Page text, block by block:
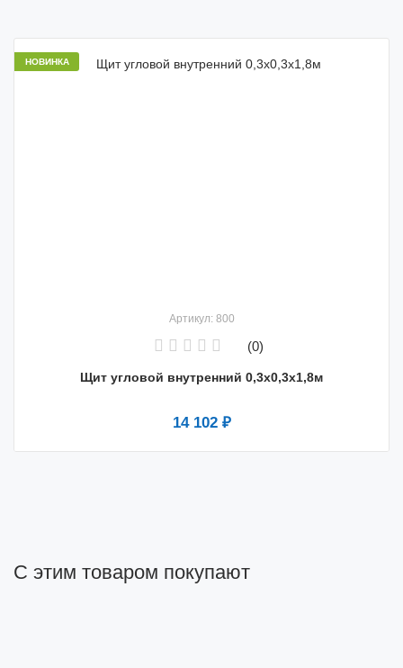
НОВИНКА
Артикул: 800
(0)
Щит угловой внутренний 0,3х0,3х1,8м
14 102 ₽
С этим товаром покупают